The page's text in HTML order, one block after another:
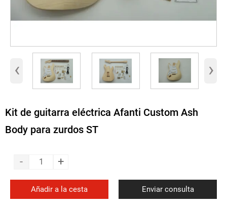
‹ ›
Kit de guitarra eléctrica Afanti Custom Ash
Body para zurdos ST
- +
Añadir a la cesta Enviar consulta